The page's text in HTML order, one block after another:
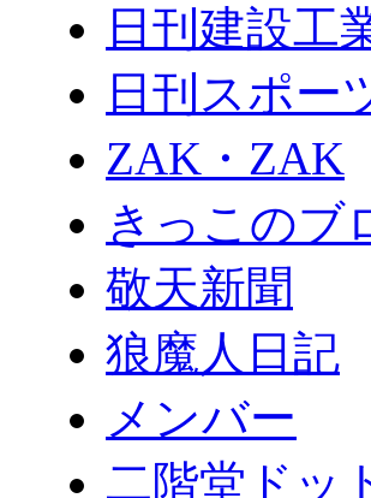
日刊建設工
日刊スポー
ZAK・ZAK
きっこのブ
敬天新聞
狼魔人日記
メンバー
二階堂ドッ